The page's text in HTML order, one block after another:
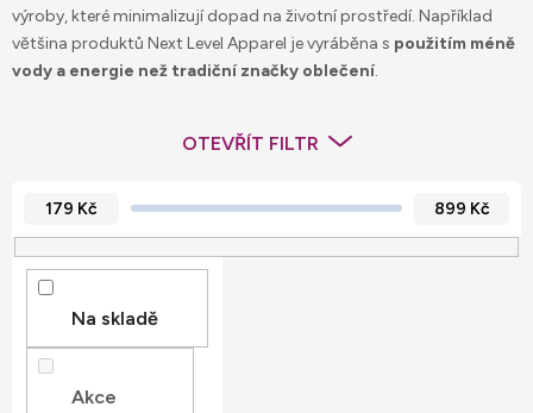
výroby, které minimalizují dopad na životní prostředí. Například
většina produktů Next Level Apparel je vyráběna s použitím méně
vody a energie než tradiční značky oblečení.
OTEVŘÍT FILTR
179 Kč 899 Kč
Na skladě
Akce